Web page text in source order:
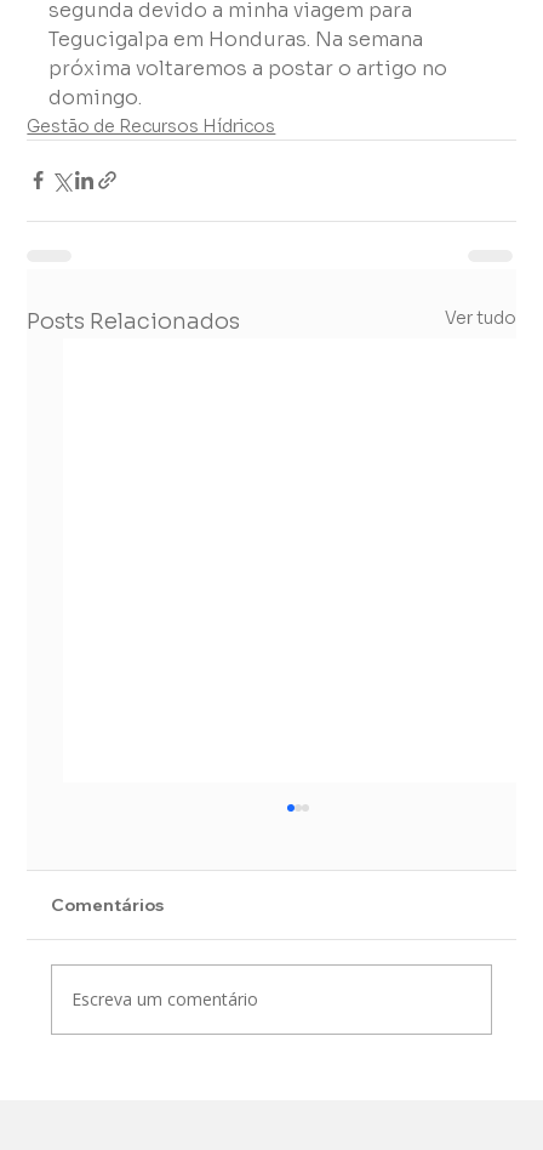
segunda devido a minha viagem para
Tegucigalpa em Honduras. Na semana
próxima voltaremos a postar o artigo no
domingo.
Gestão de Recursos Hídricos
Posts Relacionados Ver tudo
Comentários
Escreva um comentário